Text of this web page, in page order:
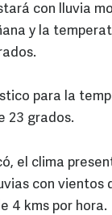
con lluvia
y la
para la
23 grados.
el clima
con vientos
4 kms por hora.